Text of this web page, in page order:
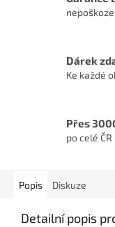
Dárek
Ke každé
Přes
po celé ČR
Popis Diskuze
Detailní popis